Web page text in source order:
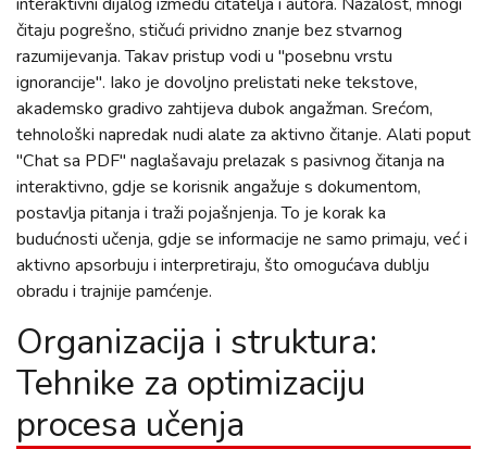
čitaju pogrešno, stičući prividno znanje bez stvarnog
razumijevanja. Takav pristup vodi u "posebnu vrstu
ignorancije". Iako je dovoljno prelistati neke tekstove,
akademsko gradivo zahtijeva dubok angažman. Srećom,
tehnološki napredak nudi alate za aktivno čitanje. Alati poput
"Chat sa PDF" naglašavaju prelazak s pasivnog čitanja na
interaktivno, gdje se korisnik angažuje s dokumentom,
postavlja pitanja i traži pojašnjenja. To je korak ka
budućnosti učenja, gdje se informacije ne samo primaju, već i
aktivno apsorbuju i interpretiraju, što omogućava dublju
obradu i trajnije pamćenje.
Organizacija i struktura:
Tehnike za optimizaciju
procesa učenja